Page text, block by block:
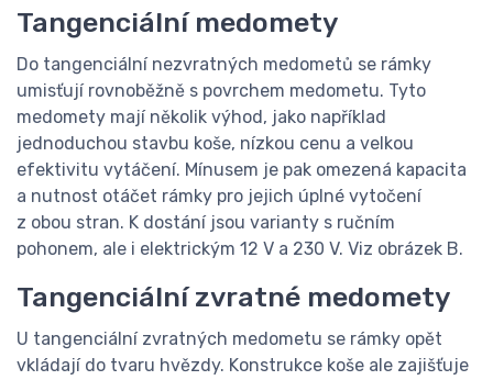
Tangenciální medomety
Do tangenciální nezvratných medometů se rámky
umisťují rovnoběžně s povrchem medometu. Tyto
medomety mají několik výhod, jako například
jednoduchou stavbu koše, nízkou cenu a velkou
efektivitu vytáčení. Mínusem je pak omezená kapacita
a nutnost otáčet rámky pro jejich úplné vytočení
z obou stran. K dostání jsou varianty s ručním
pohonem, ale i elektrickým 12 V a 230 V. Viz obrázek B.
Tangenciální zvratné medomety
U tangenciální zvratných medometu se rámky opět
vkládají do tvaru hvězdy. Konstrukce koše ale zajišťuje